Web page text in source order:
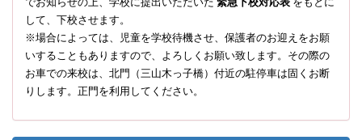
して、下校させます。
※場合によっては、児童を学校待機させ、保護者のお迎えをお願
いすることもありますので、よろしくお願い致します。その際の
お車での来校は、北門（三山木っ子橋）付近の駐停車は固くお断
りします。正門を利用してください。